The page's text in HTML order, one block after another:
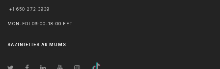
+1 650 272 3939
MON-FRI 09:00-18:00 EET
SAZINIETIES AR MUMS